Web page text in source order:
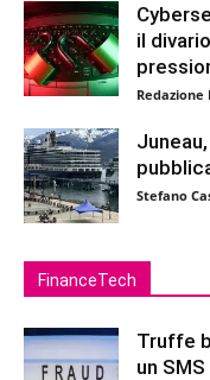
il
Redazione
Stefano
FinanceTech
Truffe
un SMS